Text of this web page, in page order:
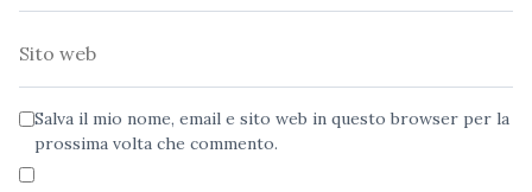
Salva il mio nome, email e sito web in questo browser per la
prossima volta che commento.